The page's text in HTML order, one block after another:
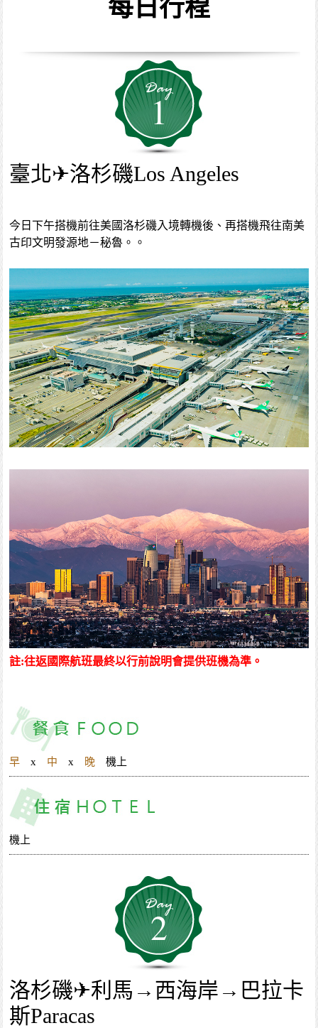
每日行程
1
臺北✈洛杉磯Los Angeles
今日下午搭機前往美國洛杉磯入境轉機後、再搭機飛往南美
古印文明發源地－秘魯。。
註:往返國際航班最終以行前說明會提供班機為準。
早 x 中 x 晚 機上
機上
2
洛杉磯✈利馬→西海岸→巴拉卡
斯Paracas